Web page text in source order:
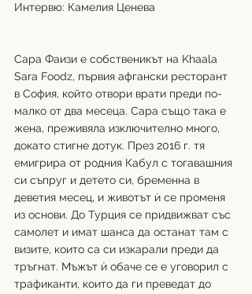
Интервю: Камелия Ценева
Сара Фаизи е собственикът на Khaala
Sara Foodz, първия афгански ресторант
в София, който отвори врати преди по-
малко от два месеца. Сара също така е
жена, преживяла изключително много,
докато стигне дотук. През 2016 г. тя
емигрира от родния Кабул с тогавашния
си съпруг и детето си, бременна в
деветия месец, и животът ѝ се променя
из основи. До Турция се придвижват със
самолет и имат шанса да останат там с
визите, които са си изкарали преди да
тръгнат. Мъжът ѝ обаче се е уговорил с
трафиканти, които да ги преведат до